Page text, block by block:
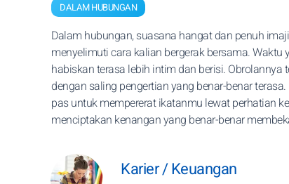
DALAM HUBUNGAN
Dalam hubungan, suasana hangat dan penuh
menyelimuti cara kalian bergerak bersama. Waktu
habiskan terasa lebih intim dan berisi. Obrolannya
dengan saling pengertian yang benar-benar
pas untuk mempererat ikatanmu lewat perhatian
menciptakan kenangan yang benar-benar
Karier / Keuangan